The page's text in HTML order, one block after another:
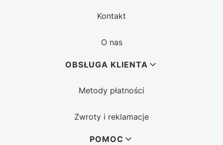
Kontakt
O nas
OBSŁUGA KLIENTA
Metody płatności
Zwroty i reklamacje
POMOC